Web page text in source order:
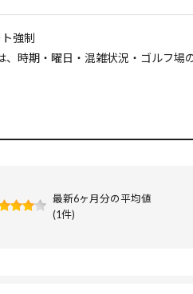
強制
時期・曜日・混雑状況・ゴルフ
最新6ヶ月分の平均値
(1件)